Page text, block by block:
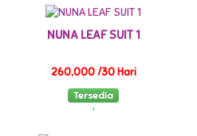
NUNA LEAF SUIT 1
260,000 /30 Hari
Tersedia